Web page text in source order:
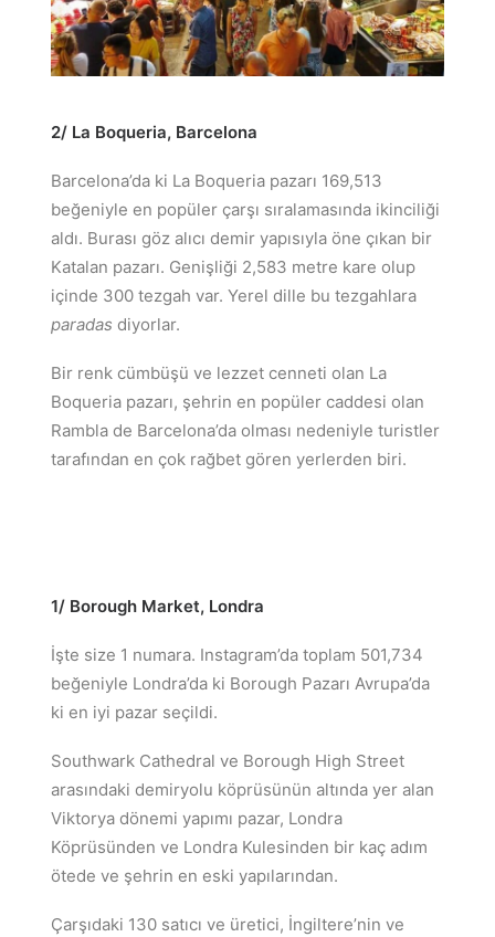
2/ La Boqueria, Barcelona
Barcelona’da ki La Boqueria pazarı 169,513
beğeniyle en popüler çarşı sıralamasında ikinciliği
aldı. Burası göz alıcı demir yapısıyla öne çıkan bir
Katalan pazarı. Genişliği 2,583 metre kare olup
içinde 300 tezgah var. Yerel dille bu tezgahlara
paradas diyorlar.
Bir renk cümbüşü ve lezzet cenneti olan La
Boqueria pazarı, şehrin en popüler caddesi olan
Rambla de Barcelona’da olması nedeniyle turistler
tarafından en çok rağbet gören yerlerden biri.
1/ Borough Market, Londra
İşte size 1 numara. Instagram’da toplam 501,734
beğeniyle Londra’da ki Borough Pazarı Avrupa’da
ki en iyi pazar seçildi.
Southwark Cathedral ve Borough High Street
arasındaki demiryolu köprüsünün altında yer alan
Viktorya dönemi yapımı pazar, Londra
Köprüsünden ve Londra Kulesinden bir kaç adım
ötede ve şehrin en eski yapılarından.
Çarşıdaki 130 satıcı ve üretici, İngiltere’nin ve